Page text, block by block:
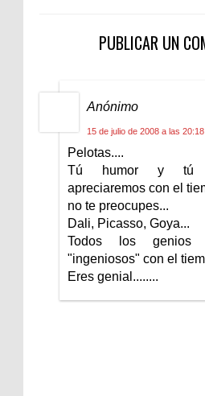
PUBLICAR UN
Anónimo
15 de julio de 2008 a las 20:18
Pelotas....
Tú humor y tú
apreciaremos con el
no te preocupes...
Dali, Picasso, Goya...
Todos los
"ingeniosos" con el
Eres genial........